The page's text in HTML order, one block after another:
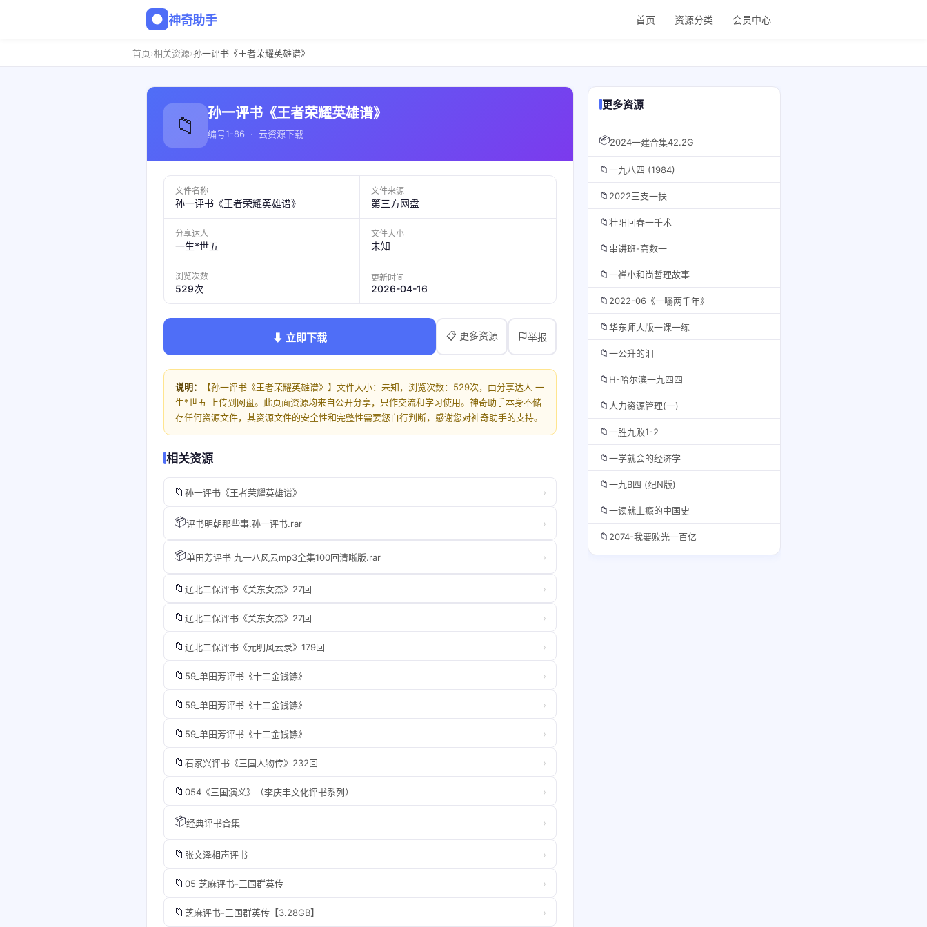
神奇助手 首页 资源分类 会员中心
首页›相关资源›孙一评书《王者荣耀英雄谱》
📁 孙一评书《王者荣耀英雄谱》
编号1-86 · 云资源下载
文件名称
孙一评书《王者荣耀英雄谱》
文件来源
第三方网盘
分享达人
一生*世五
文件大小
未知
浏览次数
529次
更新时间
2026-04-16
⬇ 立即下载 📋 更多资源 举报
说明：
【孙一评书《王者荣耀英雄谱》】文件大小：未知，浏览次数：529次，由分享达人 一
生*世五 上传到网盘。此页面资源均来自公开分享，只作交流和学习使用。神奇助手本身不储
存任何资源文件，其资源文件的安全性和完整性需要您自行判断，感谢您对神奇助手的支持。
相关资源
📁 孙一评书《王者荣耀英雄谱》 ›
📦评书明朝那些事.孙一评书.rar ›
📦单田芳评书 九一八风云mp3全集100回清晰版.rar ›
📁 辽北二保评书《关东女杰》27回 ›
📁 辽北二保评书《关东女杰》27回 ›
📁 辽北二保评书《元明风云录》179回 ›
📁 59_单田芳评书《十二金钱镖》 ›
📁 59_单田芳评书《十二金钱镖》 ›
📁 59_单田芳评书《十二金钱镖》 ›
📁 石家兴评书《三国人物传》232回 ›
📁 054《三国演义》（李庆丰文化评书系列） ›
📦经典评书合集 ›
📁 张文泽相声评书 ›
📁 05 芝麻评书-三国群英传 ›
📁 芝麻评书-三国群英传【3.28GB】 ›
更多资源
📦2024一建合集42.2G
📁一九八四 (1984)
📁 2022三支一扶
📁壮阳回春一千术
📁 串讲班-高数一
📁一禅小和尚哲理故事
📁 2022-06《一嚼两千年》
📁华东师大版一课一练
📁一公升的泪
📁 H-哈尔滨一九四四
📁 人力资源管理(一)
📁一胜九败1-2
📁一学就会的经济学
📁一九B四 (纪N版)
📁一读就上瘾的中国史
📁 2074-我要败光一百亿